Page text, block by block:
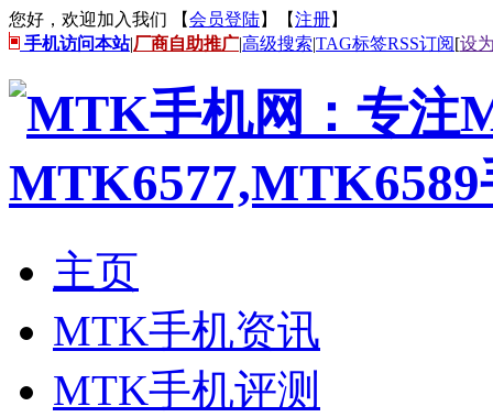
您好，欢迎加入我们 【会员登陆】【注册】
手机访问本站|厂商自助推广|高级搜索|TAG标签RSS订阅[设
主页
MTK手机资讯
MTK手机评测